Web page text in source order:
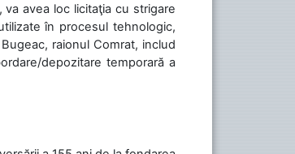
va avea loc licitaţia cu strigare
în procesul tehnologic,
raionul Comrat, includ
depozitare temporară a